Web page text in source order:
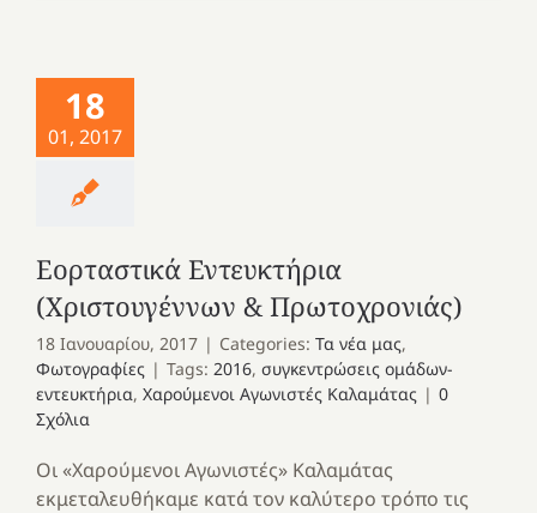
18
01, 2017
Εορταστικά Εντευκτήρια
(Χριστουγέννων & Πρωτοχρονιάς)
18 Ιανουαρίου, 2017 | Categories: Τα νέα μας,
Φωτογραφίες | Tags: 2016, συγκεντρώσεις ομάδων-
εντευκτήρια, Χαρούμενοι Αγωνιστές Καλαμάτας | 0
Σχόλια
Οι «Χαρούμενοι Αγωνιστές» Καλαμάτας
εκμεταλευθήκαμε κατά τον καλύτερο τρόπο τις